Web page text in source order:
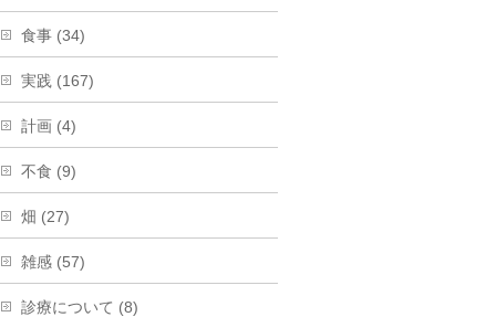
食事 (34)
実践 (167)
計画 (4)
不食 (9)
畑 (27)
雑感 (57)
診療について (8)